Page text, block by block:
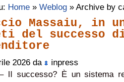
Home » Weblog » Archive by
Massaiu, in
del successo
2026 da
inpress
Il successo? È un sistema